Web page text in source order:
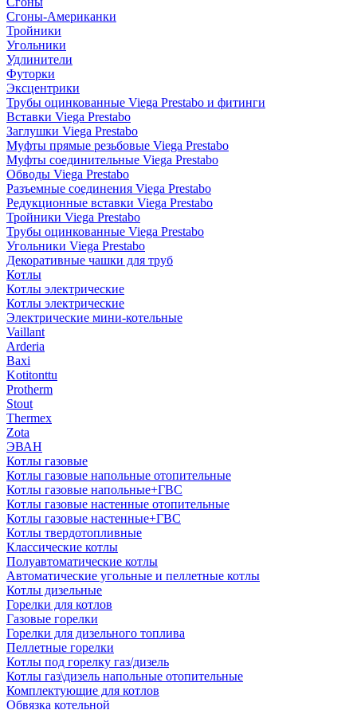
Сгоны-Американки
Тройники
Угольники
Удлинители
Футорки
Эксцентрики
Трубы оцинкованные Viega Prestabo и фитинги
Вставки Viega Prestabo
Заглушки Viega Prestabo
Муфты прямые резьбовые Viega Prestabo
Муфты соединительные Viega Prestabo
Обводы Viega Prestabo
Разъемные соединения Viega Prestabo
Редукционные вставки Viega Prestabo
Тройники Viega Prestabo
Трубы оцинкованные Viega Prestabo
Угольники Viega Prestabo
Декоративные чашки для труб
Котлы
Котлы электрические
Котлы электрические
Электрические мини-котельные
Vaillant
Arderia
Baxi
Kotitonttu
Protherm
Stout
Thermex
Zota
ЭВАН
Котлы газовые
Котлы газовые напольные отопительные
Котлы газовые напольные+ГВС
Котлы газовые настенные отопительные
Котлы газовые настенные+ГВС
Котлы твердотопливные
Классические котлы
Полуавтоматические котлы
Автоматические угольные и пеллетные котлы
Котлы дизельные
Горелки для котлов
Газовые горелки
Горелки для дизельного топлива
Пеллетные горелки
Котлы под горелку газ/дизель
Котлы газ\дизель напольные отопительные
Комплектующие для котлов
Обвязка котельной